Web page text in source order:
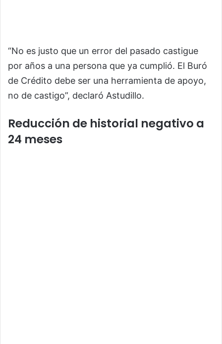
“No es justo que un error del pasado castigue
por años a una persona que ya cumplió. El Buró
de Crédito debe ser una herramienta de apoyo,
no de castigo”, declaró Astudillo.
Reducción de historial negativo a
24 meses